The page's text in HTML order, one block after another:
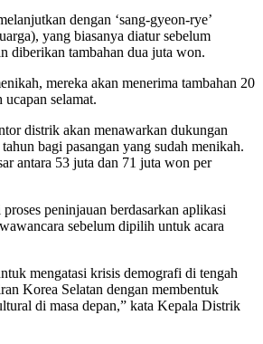
dengan ‘sang-gyeon-rye’
yang biasanya diatur sebelum
diberikan tambahan dua juta won.
mereka akan menerima tambahan 20
selamat.
distrik akan menawarkan dukungan
bagi pasangan yang sudah menikah.
antara 53 juta dan 71 juta won per
peninjauan berdasarkan aplikasi
sebelum dipilih untuk acara
mengatasi krisis demografi di tengah
Korea Selatan dengan membentuk
di masa depan,” kata Kepala Distrik